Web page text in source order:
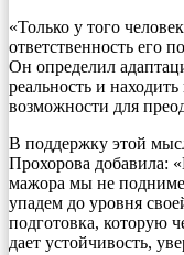
«Только у того
ответственность его
Он определил
реальность и
возможности для
В поддержку этой
Прохорова добавила:
мажора мы не
упадем до уровня
подготовка, которую
дает устойчивость,